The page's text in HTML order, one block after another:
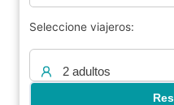
Seleccione viajeros:
2 adultos